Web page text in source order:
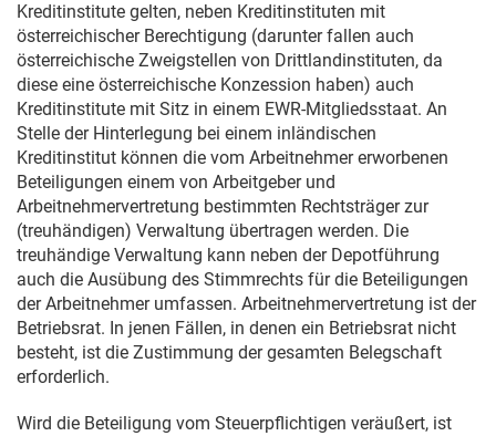
Kreditinstitute gelten, neben Kreditinstituten mit
österreichischer Berechtigung (darunter fallen auch
österreichische Zweigstellen von Drittlandinstituten, da
diese eine österreichische Konzession haben) auch
Kreditinstitute mit Sitz in einem EWR-Mitgliedsstaat. An
Stelle der Hinterlegung bei einem inländischen
Kreditinstitut können die vom Arbeitnehmer erworbenen
Beteiligungen einem von Arbeitgeber und
Arbeitnehmervertretung bestimmten Rechtsträger zur
(treuhändigen) Verwaltung übertragen werden. Die
treuhändige Verwaltung kann neben der Depotführung
auch die Ausübung des Stimmrechts für die Beteiligungen
der Arbeitnehmer umfassen. Arbeitnehmervertretung ist der
Betriebsrat. In jenen Fällen, in denen ein Betriebsrat nicht
besteht, ist die Zustimmung der gesamten Belegschaft
erforderlich.
Wird die Beteiligung vom Steuerpflichtigen veräußert, ist